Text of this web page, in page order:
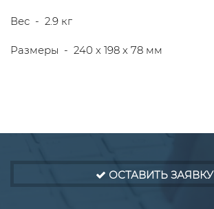
Вес - 2.9 кг
Размеры - 240 x 198 x 78 мм
ОСТАВИТЬ ЗАЯВКУ